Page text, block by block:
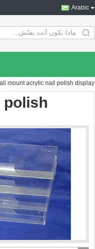
Arabic
search
mount acrylic nail polish display
polish